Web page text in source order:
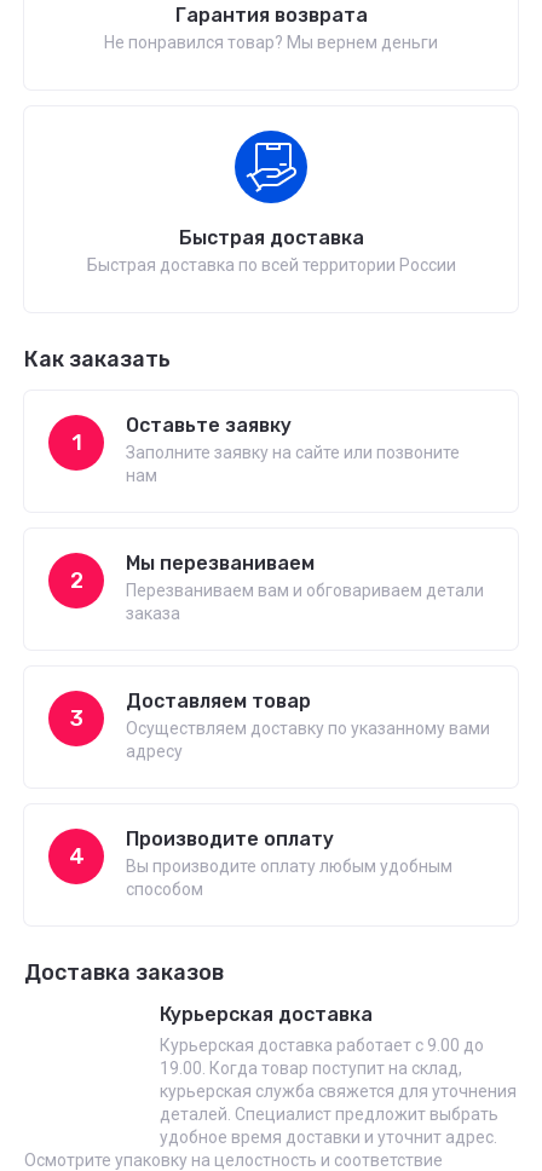
Гарантия возврата
Не понравился товар? Мы вернем деньги
Быстрая доставка
Быстрая доставка по всей территории России
Как заказать
1
Оставьте заявку
Заполните заявку на сайте или позвоните
нам
2
Мы перезваниваем
Перезваниваем вам и обговариваем детали
заказа
3
Доставляем товар
Осуществляем доставку по указанному вами
адресу
4
Производите оплату
Вы производите оплату любым удобным
способом
Доставка заказов
Курьерская доставка
Курьерская доставка работает с 9.00 до
19.00. Когда товар поступит на склад,
курьерская служба свяжется для уточнения
деталей. Специалист предложит выбрать
удобное время доставки и уточнит адрес.
Осмотрите упаковку на целостность и соответствие